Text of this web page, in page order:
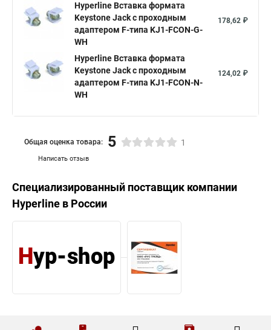
Hyperline Вставка формата
Keystone Jack с проходным
адаптером F-типа KJ1-FCON-G-
WH
178,62 ₽
Hyperline Вставка формата
Keystone Jack с проходным
адаптером F-типа KJ1-FCON-N-
WH
124,02 ₽
Написать отзыв
Общая оценка товара: 5 1
Специализированный поставщик компании
Hyperline в России